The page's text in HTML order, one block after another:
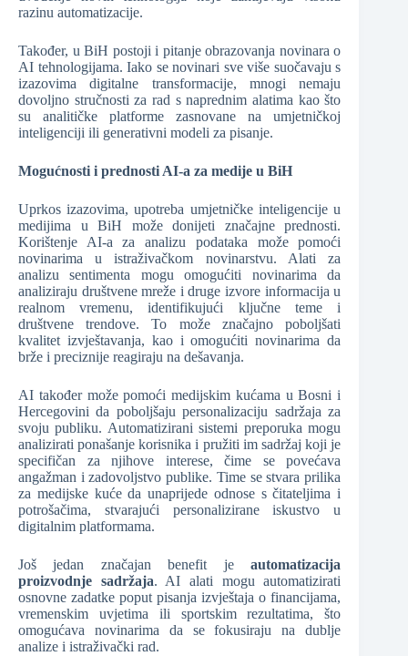
razinu automatizacije.
Također, u BiH postoji i pitanje obrazovanja novinara o
AI tehnologijama. Iako se novinari sve više suočavaju s
izazovima digitalne transformacije, mnogi nemaju
dovoljno stručnosti za rad s naprednim alatima kao što
su analitičke platforme zasnovane na umjetničkoj
inteligenciji ili generativni modeli za pisanje.
Mogućnosti i prednosti AI-a za medije u BiH
Uprkos izazovima, upotreba umjetničke inteligencije u
medijima u BiH može donijeti značajne prednosti.
Korištenje AI-a za analizu podataka može pomoći
novinarima u istraživačkom novinarstvu. Alati za
analizu sentimenta mogu omogućiti novinarima da
analiziraju društvene mreže i druge izvore informacija u
realnom vremenu, identifikujući ključne teme i
društvene trendove. To može značajno poboljšati
kvalitet izvještavanja, kao i omogućiti novinarima da
brže i preciznije reagiraju na dešavanja.
AI također može pomoći medijskim kućama u Bosni i
Hercegovini da poboljšaju personalizaciju sadržaja za
svoju publiku. Automatizirani sistemi preporuka mogu
analizirati ponašanje korisnika i pružiti im sadržaj koji je
specifičan za njihove interese, čime se povećava
angažman i zadovoljstvo publike. Time se stvara prilika
za medijske kuće da unaprijede odnose s čitateljima i
potrošačima, stvarajući personalizirane iskustvo u
digitalnim platformama.
Još jedan značajan benefit jeautomatizacija
proizvodnje sadržaja. AI alati mogu automatizirati
osnovne zadatke poput pisanja izvještaja o financijama,
vremenskim uvjetima ili sportskim rezultatima, što
omogućava novinarima da se fokusiraju na dublje
analize i istraživački rad.